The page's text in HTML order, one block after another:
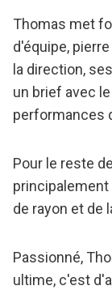
Thomas met
d'équipe,
la direction,
un brief avec
performances
Pour le reste
principalement
de rayon et de
Passionné,
ultime, c'est